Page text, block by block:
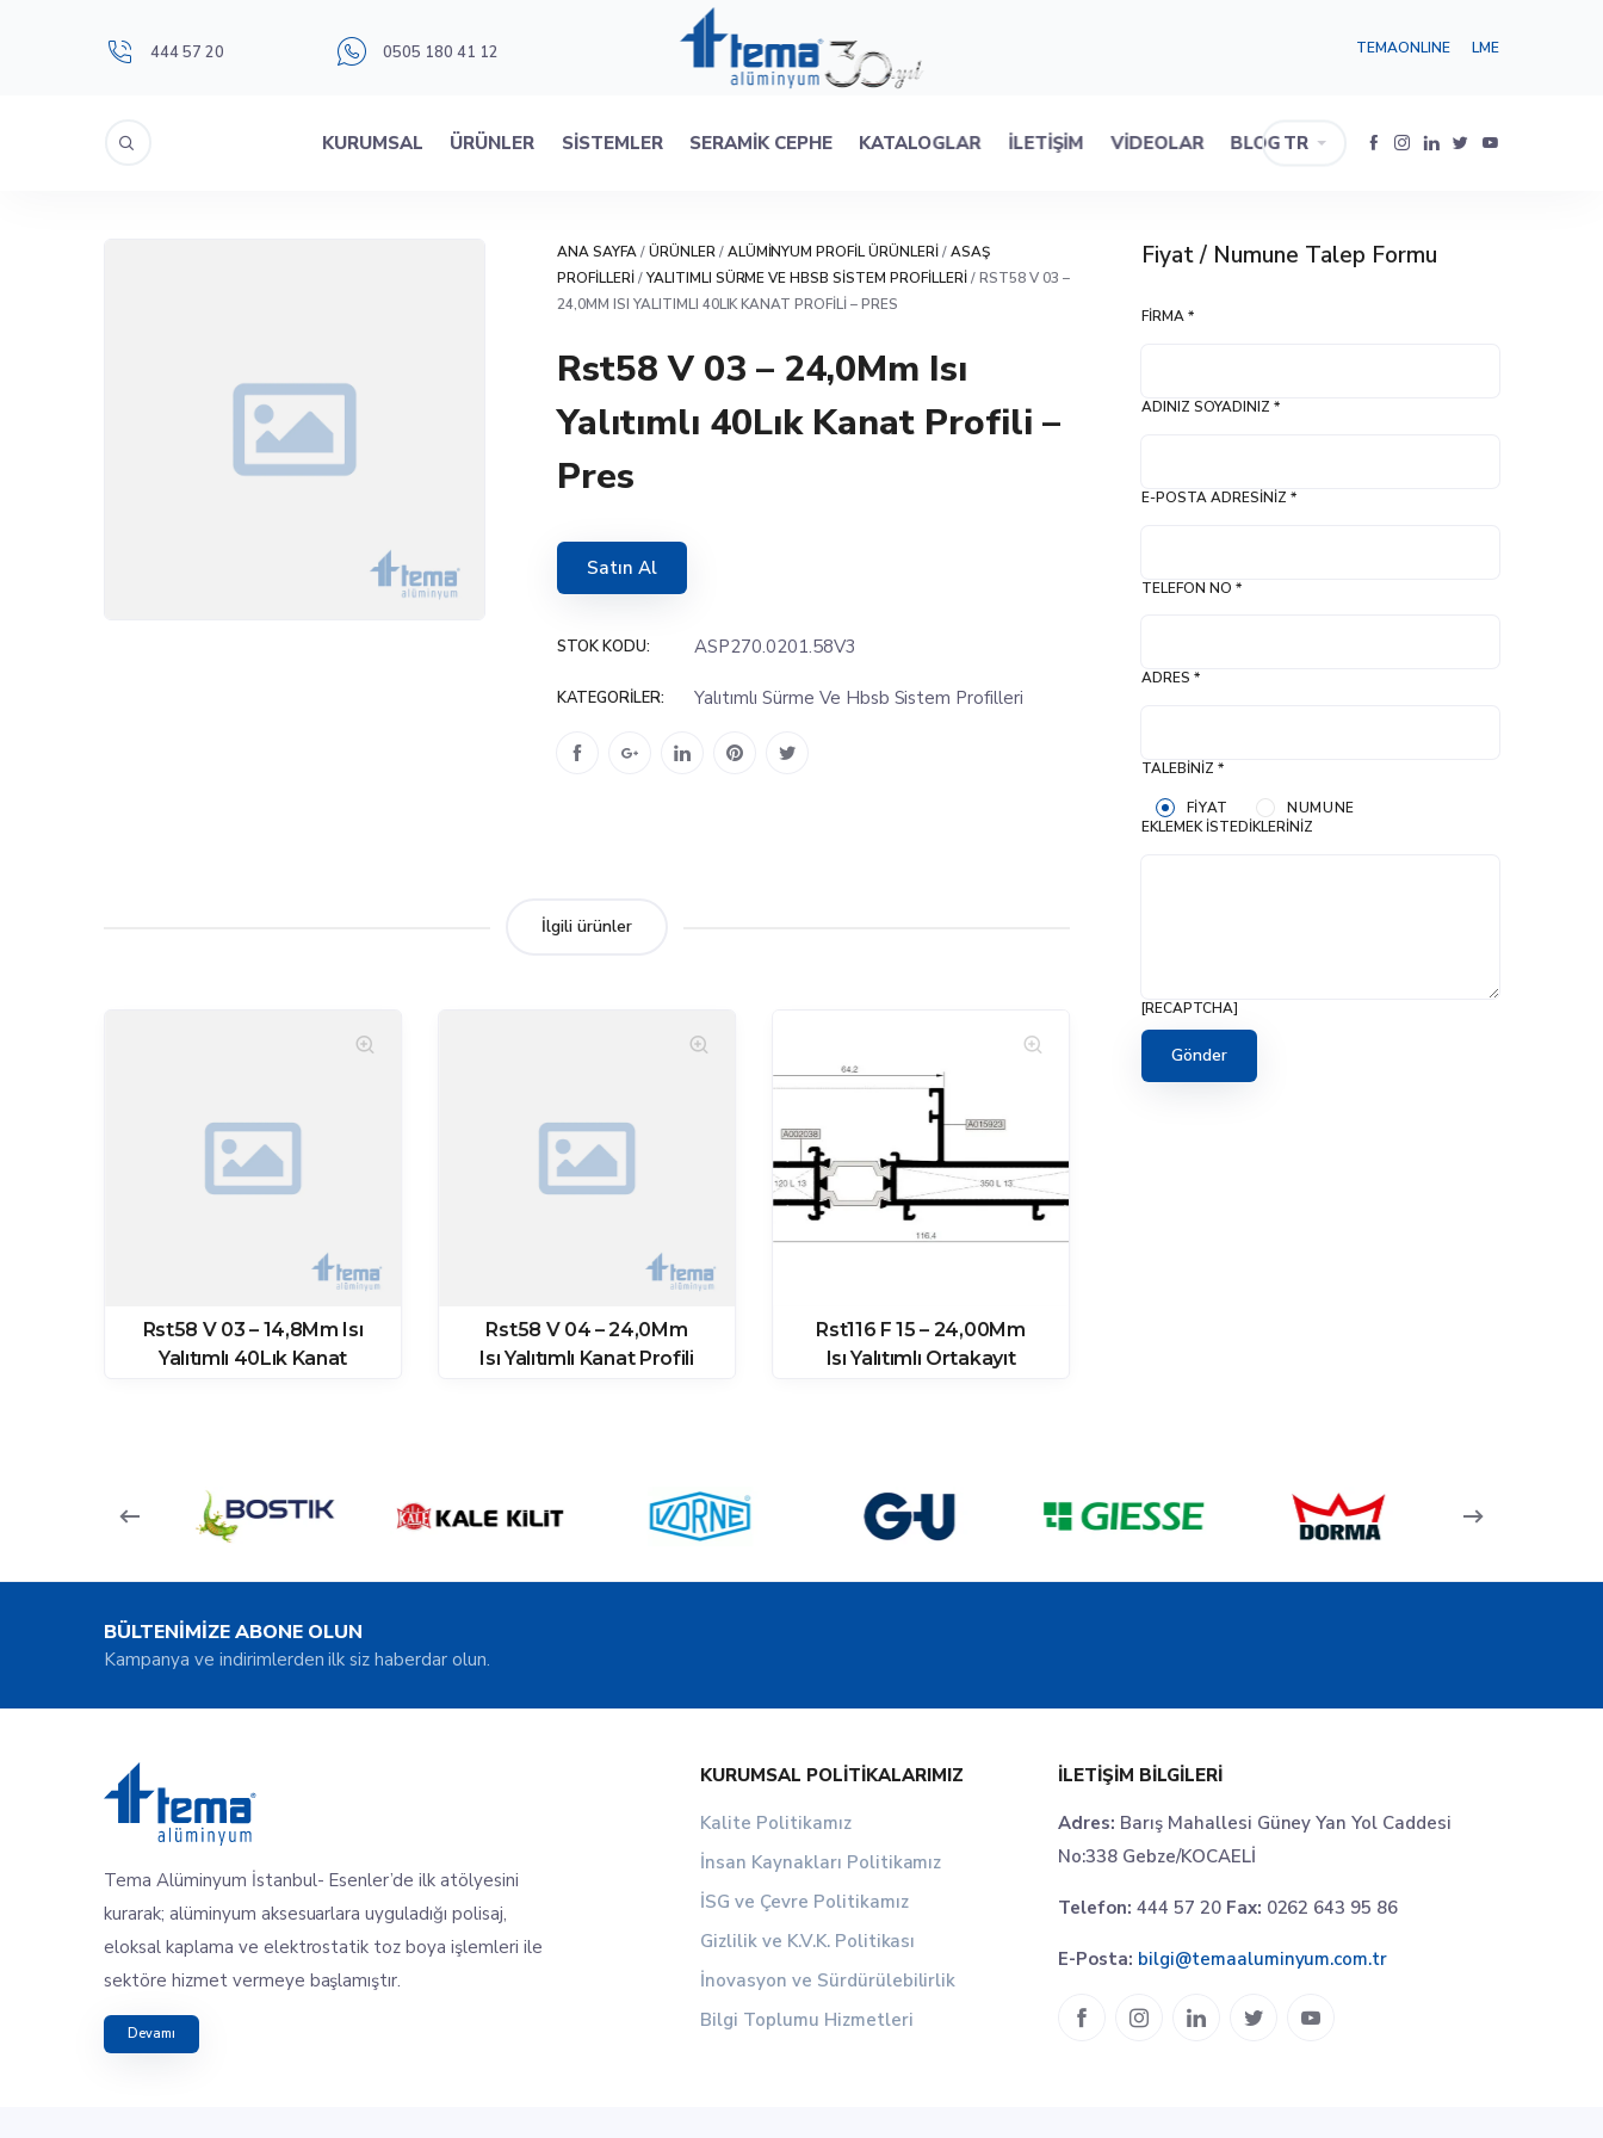
444 57 20 0505 180 41 12 TEMAONLINE LME
KURUMSAL ÜRÜNLER SISTEMLER SERAMIK CEPHE KATALOGLAR İLETIŞIM VIDEOLAR BLOG TR
ANA SAYFA/ÜRÜNLER/ALÜMINYUM PROFIL ÜRÜNLERI/ASAŞ
PROFILLERI/YALITIMLI SÜRME VE HBSB SISTEM PROFILLERI/ RST58 V 03 –
24,0MM ISI YALITIMLI 40LIK KANAT PROFILI – PRES
Rst58 V 03 – 24,0Mm Isı
Yalıtımlı 40Lık Kanat Profili –
Pres
Satın Al
STOK KODU: ASP270.0201.58V3
KATEGORILER: Yalıtımlı Sürme Ve Hbsb Sistem Profilleri
İlgili ürünler
Rst58 V 03 – 14,8Mm Isı
Yalıtımlı 40Lık Kanat
Rst58 V 04 – 24,0Mm
Isı Yalıtımlı Kanat Profili
Rst116 F 15 – 24,00Mm
Isı Yalıtımlı Ortakayıt
Fiyat / Numune Talep Formu
FIRMA *
ADINIZ SOYADINIZ *
E-POSTA ADRESINIZ *
TELEFON NO *
ADRES *
TALEBINIZ *
FIYAT
NUMUNE
EKLEMEK İSTEDIKLERINIZ
[RECAPTCHA]
BÜLTENİMİZE ABONE OLUN
Kampanya ve indirimlerden ilk siz haberdar olun.
Tema Alüminyum İstanbul- Esenler’de ilk atölyesini
kurarak; alüminyum aksesuarlara uyguladığı polisaj,
eloksal kaplama ve elektrostatik toz boya işlemleri ile
sektöre hizmet vermeye başlamıştır.
Devamı
KURUMSAL POLITIKALARIMIZ
Kalite Politikamız
İnsan Kaynakları Politikamız
İSG ve Çevre Politikamız
Gizlilik ve K.V.K. Politikası
İnovasyon ve Sürdürülebilirlik
Bilgi Toplumu Hizmetleri
İLETIŞIM BILGILERI
Adres: Barış Mahallesi Güney Yan Yol Caddesi
No:338 Gebze/KOCAELİ
Telefon: 444 57 20 Fax: 0262 643 95 86
E-Posta: bilgi@temaaluminyum.com.tr